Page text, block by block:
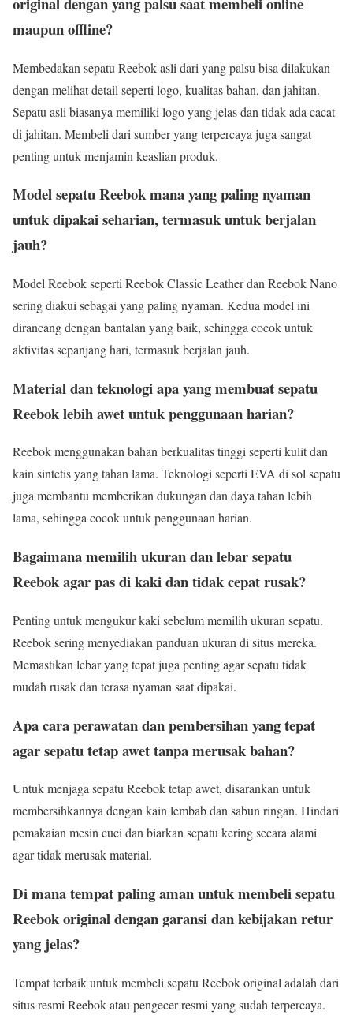
maupun offline?
Membedakan sepatu Reebok asli dari yang palsu bisa dilakukan
dengan melihat detail seperti logo, kualitas bahan, dan jahitan.
Sepatu asli biasanya memiliki logo yang jelas dan tidak ada cacat
di jahitan. Membeli dari sumber yang terpercaya juga sangat
penting untuk menjamin keaslian produk.
Model sepatu Reebok mana yang paling nyaman
untuk dipakai seharian, termasuk untuk berjalan
jauh?
Model Reebok seperti Reebok Classic Leather dan Reebok Nano
sering diakui sebagai yang paling nyaman. Kedua model ini
dirancang dengan bantalan yang baik, sehingga cocok untuk
aktivitas sepanjang hari, termasuk berjalan jauh.
Material dan teknologi apa yang membuat sepatu
Reebok lebih awet untuk penggunaan harian?
Reebok menggunakan bahan berkualitas tinggi seperti kulit dan
kain sintetis yang tahan lama. Teknologi seperti EVA di sol sepatu
juga membantu memberikan dukungan dan daya tahan lebih
lama, sehingga cocok untuk penggunaan harian.
Bagaimana memilih ukuran dan lebar sepatu
Reebok agar pas di kaki dan tidak cepat rusak?
Penting untuk mengukur kaki sebelum memilih ukuran sepatu.
Reebok sering menyediakan panduan ukuran di situs mereka.
Memastikan lebar yang tepat juga penting agar sepatu tidak
mudah rusak dan terasa nyaman saat dipakai.
Apa cara perawatan dan pembersihan yang tepat
agar sepatu tetap awet tanpa merusak bahan?
Untuk menjaga sepatu Reebok tetap awet, disarankan untuk
membersihkannya dengan kain lembab dan sabun ringan. Hindari
pemakaian mesin cuci dan biarkan sepatu kering secara alami
agar tidak merusak material.
Di mana tempat paling aman untuk membeli sepatu
Reebok original dengan garansi dan kebijakan retur
yang jelas?
Tempat terbaik untuk membeli sepatu Reebok original adalah dari
situs resmi Reebok atau pengecer resmi yang sudah terpercaya.